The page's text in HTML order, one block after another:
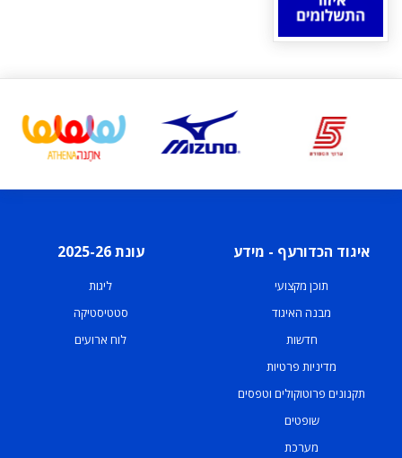
איגוד הכדורעף - מידע
תוכן מקצועי
מבנה האיגוד
חדשות
מדיניות פרטיות
תקנונים פרוטוקולים וטפסים
שופטים
מערכת
עונת 2025-26
ליגות
סטטיסטיקה
לוח ארועים